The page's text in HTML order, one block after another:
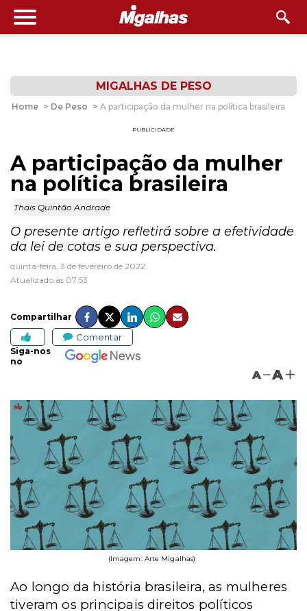
MIGALHAS DE PESO
Home > De Peso > A participação da mulher na política brasileira
PUBLICIDADE
A participação da mulher
na política brasileira
Thais Quintão Andrade
O presente artigo refletirá sobre a efetividade
da lei de cotas e sua perspectiva.
quinta-feira, 3 de fevereiro de 2022
Atualizado às 07:53
Compartilhar
Comentar
Siga-nos
no
A A
(Imagem: Arte Migalhas)
Ao longo da história brasileira, as mulheres
tiveram os principais direitos políticos